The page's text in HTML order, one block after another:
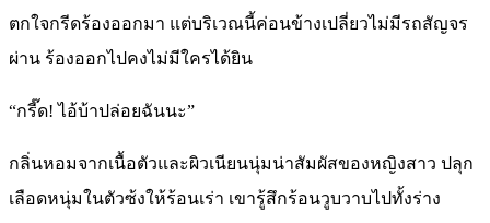
ตกใจกรีดร้องออกมา แต่บริเวณนี้ค่อนข้างเปลี่ยวไม่มีรถสัญจร
ผ่าน ร้องออกไปคงไม่มีใครได้ยิน
“กรี๊ด! ไอ้บ้าปล่อยฉันนะ”
กลิ่นหอมจากเนื้อตัวและผิวเนียนนุ่มน่าสัมผัสของหญิงสาว ปลุก
เลือดหนุ่มในตัวซ้งให้ร้อนเร่า เขารู้สึกร้อนวูบวาบไปทั้งร่าง